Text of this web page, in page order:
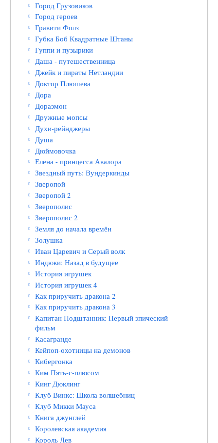
Город Грузовиков
Город героев
Гравити Фолз
Губка Боб Квадратные Штаны
Гуппи и пузырики
Даша - путешественница
Джейк и пираты Нетландии
Доктор Плюшева
Дора
Дораэмон
Дружные мопсы
Духи-рейнджеры
Душа
Дюймовочка
Елена - принцесса Авалора
Звездный путь: Вундеркинды
Зверопой
Зверопой 2
Зверополис
Зверополис 2
Земля до начала времён
Золушка
Иван Царевич и Серый волк
Индюки: Назад в будущее
История игрушек
История игрушек 4
Как приручить дракона 2
Как приручить дракона 3
Капитан Подштанник: Первый эпический
фильм
Касагранде
Кейпоп-охотницы на демонов
Кибергонка
Ким Пять-с-плюсом
Кинг Дюклинг
Клуб Винкс: Школа волшебниц
Клуб Микки Мауса
Книга джунглей
Королевская академия
Король Лев